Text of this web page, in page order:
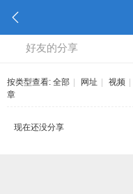
好友的分享
按类型查看: 全部 网址 视频
章
现在还没分享